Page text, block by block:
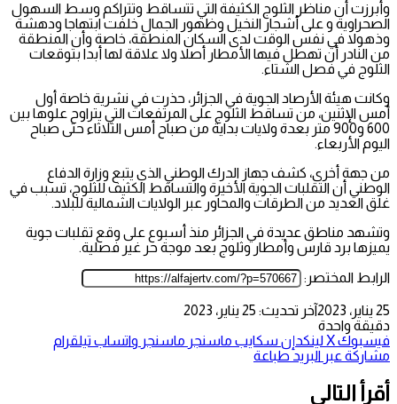
وأبرزت أن مناظر الثلوج الكثيفة التي تتساقط وتتراكم وسط السهول
الصحراوية و على أشجار النخيل وظهور الجمال خلفت ابتهاجا ودهشة
وذهولا في نفس الوقت لدى السكان المنطقة، خاصة وأن المنطقة
من النادر أن تهطل فيها الأمطار أصلا ولا علاقة لها أبدا بتوقعات
الثلوج في فصل الشتاء.
وكانت هيئة الأرصاد الجوية في الجزائر، حذرت في نشرية خاصة أول
أمس الإثنين، من تساقط الثلوج على المرتفعات التي يتراوح علوها بين
600 و900 متر بعدة ولايات بداية من صباح أمس الثلاثاء حتى صباح
اليوم الأربعاء.
من جهة أخرى، كشف جهاز الدرك الوطني الذي يتبع وزارة الدفاع
الوطني أن التقلبات الجوية الأخيرة والتساقط الكثيف للثلوج، تسبب في
غلق العديد من الطرقات والمحاور عبر الولايات الشمالية للبلاد.
وتشهد مناطق عديدة في الجزائر منذ أسبوع على وقع تقلبات جوية
يميزها برد قارس وأمطار وثلوج بعد موجة حر غير فصلية.
الرابط المختصر:
25 يناير، 2023
آخر تحديث: 25 يناير، 2023
دقيقة واحدة
فيسبوك‫Xلينكدإن سكايب ماسنجر ماسنجر واتساب تيلقرام
مشاركة عبر البريد طباعة
أقرأ التالي